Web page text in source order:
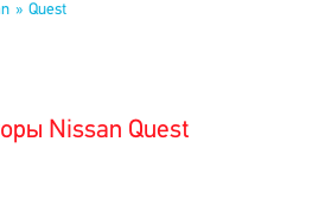
Quest
Nissan Quest